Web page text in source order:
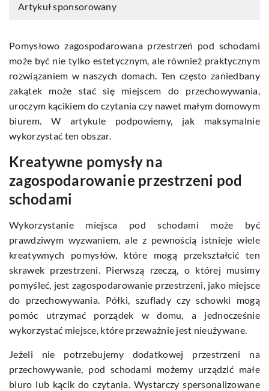
Artykuł sponsorowany
Pomysłowo zagospodarowana przestrzeń pod schodami
może być nie tylko estetycznym, ale również praktycznym
rozwiązaniem w naszych domach. Ten często zaniedbany
zakątek może stać się miejscem do przechowywania,
uroczym kącikiem do czytania czy nawet małym domowym
biurem. W artykule podpowiemy, jak maksymalnie
wykorzystać ten obszar.
Kreatywne pomysły na
zagospodarowanie przestrzeni pod
schodami
Wykorzystanie miejsca pod schodami może być
prawdziwym wyzwaniem, ale z pewnością istnieje wiele
kreatywnych pomysłów, które mogą przekształcić ten
skrawek przestrzeni. Pierwszą rzeczą, o której musimy
pomyśleć, jest zagospodarowanie przestrzeni, jako miejsce
do przechowywania. Półki, szuflady czy schowki mogą
pomóc utrzymać porządek w domu, a jednocześnie
wykorzystać miejsce, które przeważnie jest nieużywane.
Jeżeli nie potrzebujemy dodatkowej przestrzeni na
przechowywanie, pod schodami możemy urządzić małe
biuro lub kącik do czytania. Wystarczy spersonalizowane